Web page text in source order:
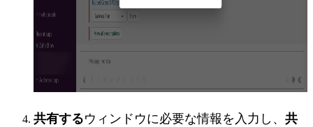
共有するウィンドウに必要な情報を入力し、 共